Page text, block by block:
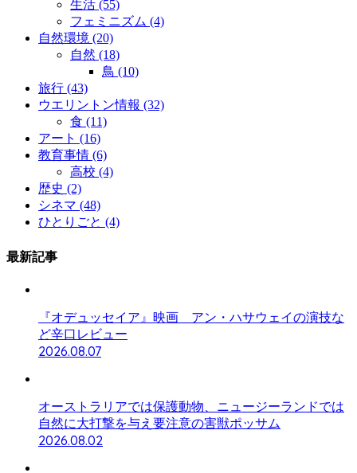
生活 (55)
フェミニズム (4)
自然環境 (20)
自然 (18)
鳥 (10)
旅行 (43)
ウエリントン情報 (32)
食 (11)
アート (16)
教育事情 (6)
高校 (4)
歴史 (2)
シネマ (48)
ひとりごと (4)
最新記事
『オデュッセイア』映画 アン・ハサウェイの演技な
ど辛口レビュー
2026.08.07
オーストラリアでは保護動物、ニュージーランドでは
自然に大打撃を与え要注意の害獣ポッサム
2026.08.02